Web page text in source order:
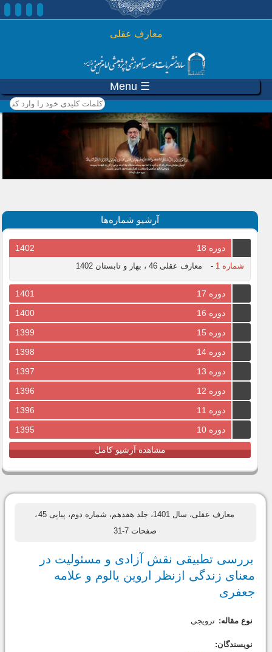
رفتن به محتوای اصلی
معارف عقلی
☰ Menu
کلمات کلیدی خود را وارد
کنید
آرشیو شماره‌ها
دوره 18 1402
شماره 1 - معارف عقلی 46 ، بهار و تابستان 1402
دوره 17
1401
دوره 16
1400
دوره 15
1399
دوره 14
1398
دوره 13
1397
دوره 12
1396
دوره 11
1396
دوره 10
1395
مشاهده آرشیو کامل
معارف عقلی، سال 1401، جلد هفدهم، شماره دوم، پیاپی 45
،
صفحات 7-31
بررسی تطبیقی نقش آزادی و مسئولیت در
معنای زندگی ازنظر اروین یالوم و علامه
جعفری
نوع مقاله: ترویجی
نویسندگان: